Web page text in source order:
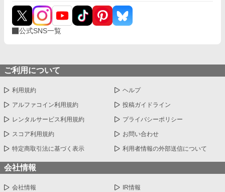
公式SNS一覧
ご利用について
利用規約 ヘルプ
アルファコイン利用規約 投稿ガイドライン
レンタルサービス利用規約 プライバシーポリシー
スコア利用規約 お問い合わせ
特定商取引法に基づく表示 利用者情報の外部送信について
会社情報
会社情報 IR情報